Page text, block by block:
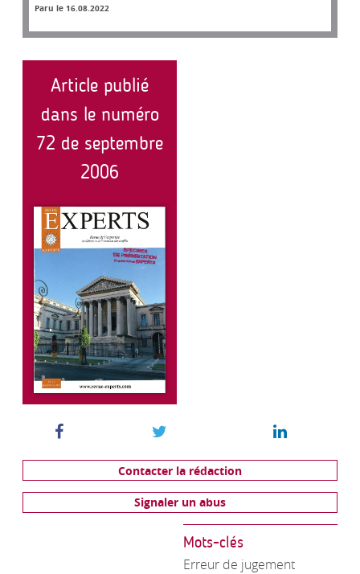
Paru le 16.08.2022
Article publié
dans le numéro
72 de septembre
2006
Contacter la rédaction
Signaler un abus
Mots-clés
Erreur de jugement